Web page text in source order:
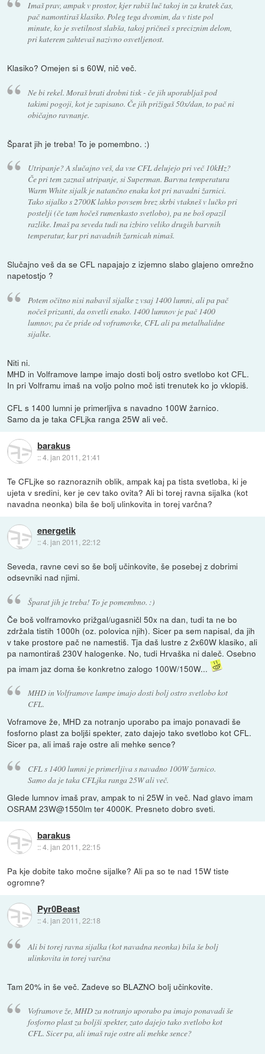
Imaš prav, ampak v prostor, kjer rabiš luč takoj in za kratek čas,
pač namontiraš klasiko. Poleg tega dvomim, da v tiste pol
minute, ko je svetilnost slabša, takoj pričneš s preciznim delom,
pri katerem zahtevaš nazivno osvetljenost.
Klasiko? Omejen si s 60W, nič več.
Ne bi rekel. Moraš brati drobni tisk - če jih uporabljaš pod
takimi pogoji, kot je zapisano. Če jih prižigaš 50x/dan, to pač ni
običajno ravnanje.
Šparat jih je treba! To je pomembno. :)
Utripanje? A slučajno veš, da vse CFL delujejo pri več 10kHz?
Če pri tem zaznaš utripanje, si Superman. Barvna temperatura
Warm White sijalk je natančno enaka kot pri navadni žarnici.
Tako sijalko s 2700K lahko povsem brez skrbi vtakneš v lučko pri
postelji (če tam hočeš rumenkasto svetlobo), pa ne boš opazil
razlike. Imaš pa seveda tudi na izbiro veliko drugih barvnih
temperatur, kar pri navadnih žarnicah nimaš.
Slučajno veš da se CFL napajajo z izjemno slabo glajeno omrežno
napetostjo ?
Potem očitno nisi nabavil sijalke z vsaj 1400 lumni, ali pa pač
nočeš prizanti, da osvetli enako. 1400 lumnov je pač 1400
lumnov, pa če pride od voframovke, CFL ali pa metalhalidne
sijalke.
Niti ni.
MHD in Volframove lampe imajo dosti bolj ostro svetlobo kot CFL.
In pri Volframu imaš na voljo polno moč isti trenutek ko jo vklopiš.
CFL s 1400 lumni je primerljiva s navadno 100W žarnico.
Samo da je taka CFLjka ranga 25W ali več.
barakus
::4. jan 2011, 21:41
Te CFLjke so raznoraznih oblik, ampak kaj pa tista svetloba, ki je
ujeta v sredini, ker je cev tako ovita? Ali bi torej ravna sijalka (kot
navadna neonka) bila še bolj ulinkovita in torej varčna?
energetik
::4. jan 2011, 22:12
Seveda, ravne cevi so še bolj učinkovite, še posebej z dobrimi
odsevniki nad njimi.
Šparat jih je treba! To je pomembno. :)
Če boš volframovko prižgal/ugasničl 50x na dan, tudi ta ne bo
zdržala tistih 1000h (oz. polovica njih). Sicer pa sem napisal, da jih
v take prostore pač ne namestiš. Tja daš lustre z 2x60W klasiko, ali
pa namontiraš 230V halogenke. No, tudi Hrvaška ni daleč. Osebno
pa imam jaz doma še konkretno zalogo 100W/150W...
MHD in Volframove lampe imajo dosti bolj ostro svetlobo kot
CFL.
Voframove že, MHD za notranjo uporabo pa imajo ponavadi še
fosforno plast za boljši spekter, zato dajejo tako svetlobo kot CFL.
Sicer pa, ali imaš raje ostre ali mehke sence?
CFL s 1400 lumni je primerljiva s navadno 100W žarnico.
Samo da je taka CFLjka ranga 25W ali več.
Glede lumnov imaš prav, ampak to ni 25W in več. Nad glavo imam
OSRAM 23W@1550lm ter 4000K. Presneto dobro sveti.
barakus
::4. jan 2011, 22:15
Pa kje dobite tako močne sijalke? Ali pa so te nad 15W tiste
ogromne?
Pyr0Beast
::4. jan 2011, 22:18
Ali bi torej ravna sijalka (kot navadna neonka) bila še bolj
ulinkovita in torej varčna
Tam 20% in še več. Zadeve so BLAZNO bolj učinkovite.
Voframove že, MHD za notranjo uporabo pa imajo ponavadi še
fosforno plast za boljši spekter, zato dajejo tako svetlobo kot
CFL. Sicer pa, ali imaš raje ostre ali mehke sence?